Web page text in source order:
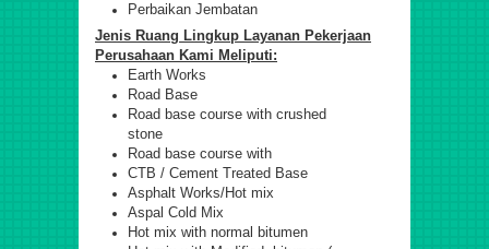
Perbaikan Jembatan
Jenis Ruang Lingkup Layanan Pekerjaan
Perusahaan Kami Meliputi:
Earth Works
Road Base
Road base course with crushed
stone
Road base course with
CTB / Cement Treated Base
Asphalt Works/Hot mix
Aspal Cold Mix
Hot mix with normal bitumen